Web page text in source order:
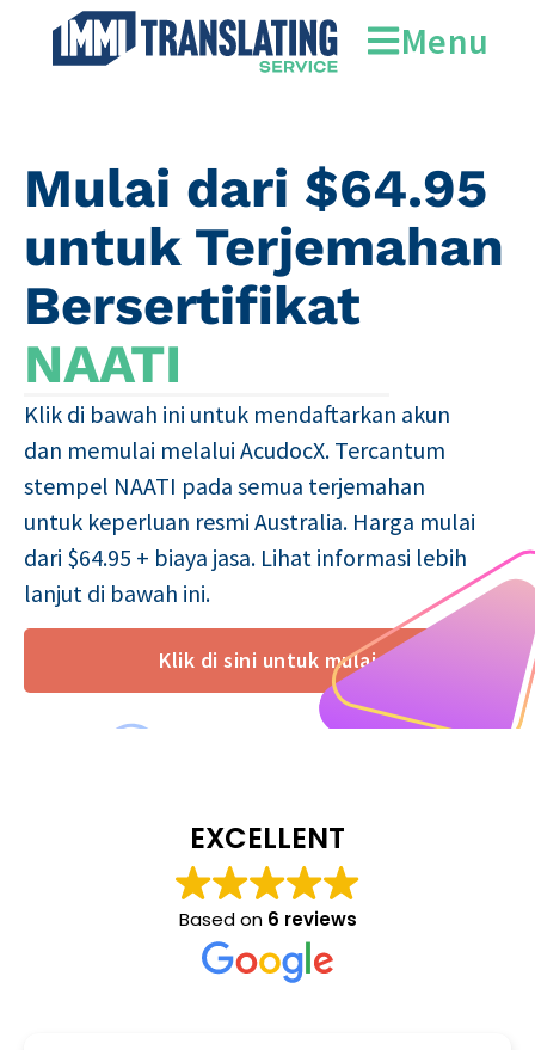
Menu
Mulai dari $64.95
untuk Terjemahan
Bersertifikat
NAATI
Klik di bawah ini untuk mendaftarkan akun
dan memulai melalui AcudocX. Tercantum
stempel NAATI pada semua terjemahan
untuk keperluan resmi Australia. Harga mulai
dari $64.95 + biaya jasa. Lihat informasi lebih
lanjut di bawah ini.
Klik di sini untuk mulai
EXCELLENT
Based on 6 reviews